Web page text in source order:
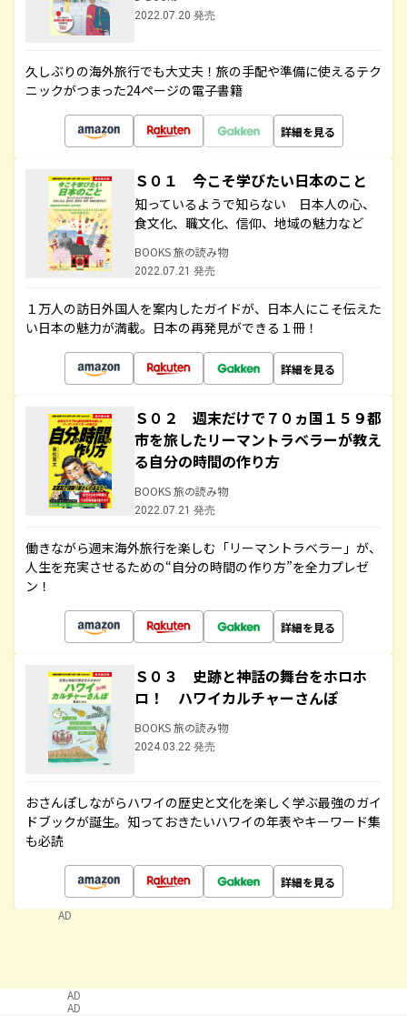
2022.07.20 発売
久しぶりの海外旅行でも大丈夫！旅の手配や準備に使えるテク
ニックがつまった24ページの電子書籍
詳細を見る
Ｓ０１ 今こそ学びたい日本のこと
知っているようで知らない 日本人の心、
食文化、職文化、信仰、地域の魅力など
BOOKS 旅の読み物
2022.07.21 発売
１万人の訪日外国人を案内したガイドが、日本人にこそ伝えた
い日本の魅力が満載。日本の再発見ができる１冊！
詳細を見る
Ｓ０２ 週末だけで７０ヵ国１５９都
市を旅したリーマントラベラーが教え
る自分の時間の作り方
BOOKS 旅の読み物
2022.07.21 発売
働きながら週末海外旅行を楽しむ「リーマントラベラー」が、
人生を充実させるための“自分の時間の作り方”を全力プレゼ
ン！
詳細を見る
Ｓ０３ 史跡と神話の舞台をホロホ
ロ！ ハワイカルチャーさんぽ
BOOKS 旅の読み物
2024.03.22 発売
おさんぽしながらハワイの歴史と文化を楽しく学ぶ最強のガイ
ドブックが誕生。知っておきたいハワイの年表やキーワード集
も必読
詳細を見る
AD
AD
AD